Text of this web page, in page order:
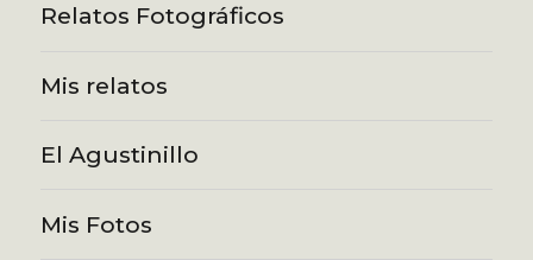
Relatos Fotográficos
Mis relatos
El Agustinillo
Mis Fotos